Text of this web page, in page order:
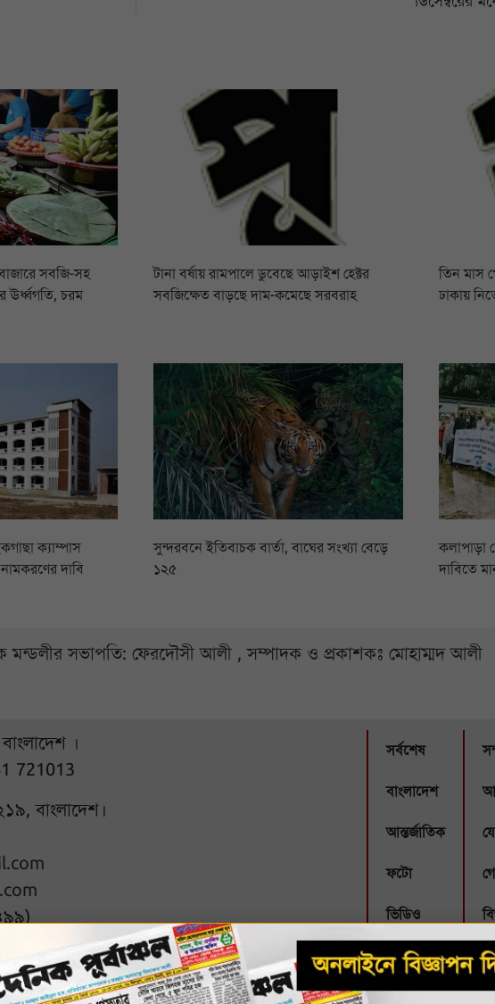
সবজি-সহ
ঊর্ধ্বগতি, চরম
টানা বর্ষায় রামপালে ডুবেছে আড়াইশ হেক্টর
সবজিক্ষেত বাড়ছে দাম-কমেছে সরবরাহ
তিন মাস
ঢাকায়
ক্যাম্পাস
নামকরণের দাবি
সুন্দরবনে ইতিবাচক বার্তা, বাঘের সংখ্যা বেড়ে
১২৫
দাবিতে
মন্ডলীর সভাপতি: ফেরদৌসী আলী , সম্পাদক ও প্রকাশকঃ মোহাম্মদ আলী
।
721013
বাংলাদেশ।
সর্বশেষ
বাংলাদেশ
আন্তর্জাতিক
ফটো
ভিডিও
Designed & Developed by:Webbubl